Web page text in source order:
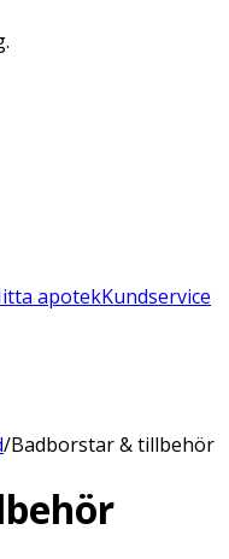
apotekKundservice
/Badborstar & tillbehör